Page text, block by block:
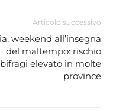
Articolo successivo
weekend all’insegna
del maltempo: rischio
elevato in molte
province